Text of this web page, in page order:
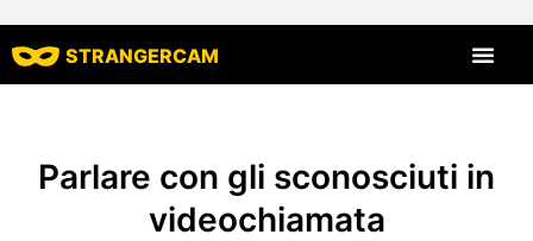
STRANGERCAM
Parlare con gli sconosciuti in
videochiamata